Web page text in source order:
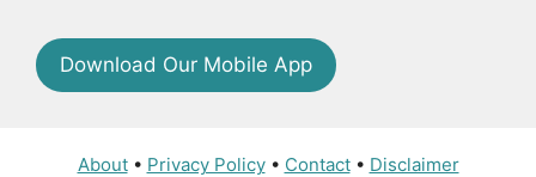
Download Our Mobile App
About• Privacy Policy• Contact• Disclaimer